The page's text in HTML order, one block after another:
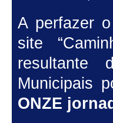
A perfazer
site
resultante
Municipais
ONZE